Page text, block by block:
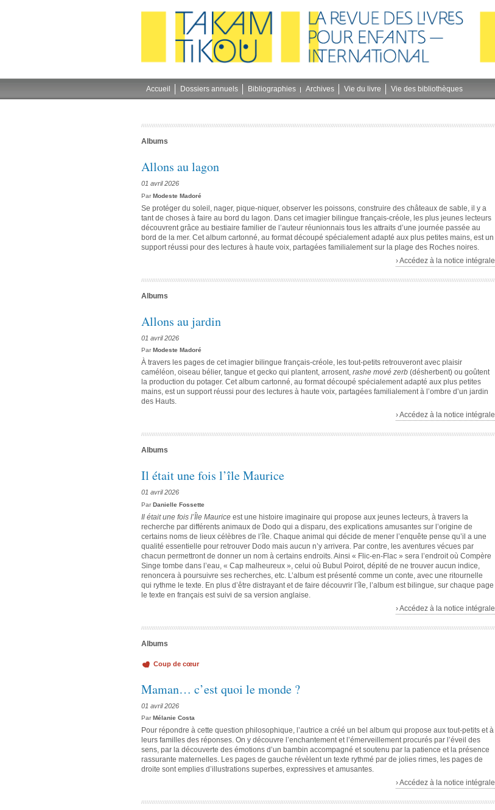
Accueil Dossiers annuels Bibliographies Archives Vie du livre Vie des bibliothèques
Albums
Allons au lagon
01 avril 2026
ParModeste Madoré
Se protéger du soleil, nager, pique-niquer, observer les poissons, construire des châteaux de sable, il y a
tant de choses à faire au bord du lagon. Dans cet imagier bilingue français-créole, les plus jeunes lecteurs
découvrent grâce au bestiaire familier de l’auteur réunionnais tous les attraits d’une journée passée au
bord de la mer. Cet album cartonné, au format découpé spécialement adapté aux plus petites mains, est un
support réussi pour des lectures à haute voix, partagées familialement sur la plage des Roches noires.
› Accédez à la notice intégrale
Albums
Allons au jardin
01 avril 2026
ParModeste Madoré
À travers les pages de cet imagier bilingue français-créole, les tout-petits retrouveront avec plaisir
caméléon, oiseau bélier, tangue et gecko qui plantent, arrosent, rashe mové zerb (désherbent) ou goûtent
la production du potager. Cet album cartonné, au format découpé spécialement adapté aux plus petites
mains, est un support réussi pour des lectures à haute voix, partagées familialement à l’ombre d’un jardin
des Hauts.
› Accédez à la notice intégrale
Albums
Il était une fois l’île Maurice
01 avril 2026
ParDanielle Fossette
Il était une fois l’Île Maurice est une histoire imaginaire qui propose aux jeunes lecteurs, à travers la
recherche par différents animaux de Dodo qui a disparu, des explications amusantes sur l’origine de
certains noms de lieux célèbres de l’île. Chaque animal qui décide de mener l’enquête pense qu’il a une
qualité essentielle pour retrouver Dodo mais aucun n’y arrivera. Par contre, les aventures vécues par
chacun permettront de donner un nom à certains endroits. Ainsi « Flic-en-Flac » sera l’endroit où Compère
Singe tombe dans l’eau, « Cap malheureux », celui où Bubul Poirot, dépité de ne trouver aucun indice,
renoncera à poursuivre ses recherches, etc. L’album est présenté comme un conte, avec une ritournelle
qui rythme le texte. En plus d’être distrayant et de faire découvrir l’île, l’album est bilingue, sur chaque page
le texte en français est suivi de sa version anglaise.
› Accédez à la notice intégrale
Albums
Coup de cœur
Maman… c’est quoi le monde ?
01 avril 2026
ParMélanie Costa
Pour répondre à cette question philosophique, l’autrice a créé un bel album qui propose aux tout-petits et à
leurs familles des réponses. On y découvre l’enchantement et l’émerveillement procurés par l’éveil des
sens, par la découverte des émotions d’un bambin accompagné et soutenu par la patience et la présence
rassurante maternelles. Les pages de gauche révèlent un texte rythmé par de jolies rimes, les pages de
droite sont emplies d’illustrations superbes, expressives et amusantes.
› Accédez à la notice intégrale